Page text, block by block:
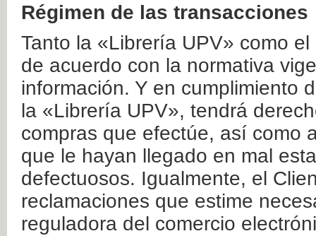
Régimen de las transacciones
Tanto la «Librería UPV» como
de acuerdo con la normativa
información. Y en cumplimiento
la «Librería UPV», tendrá
compras que efectúe, así como
que le hayan llegado en mal
defectuosos. Igualmente, el
reclamaciones que estime
reguladora del comercio